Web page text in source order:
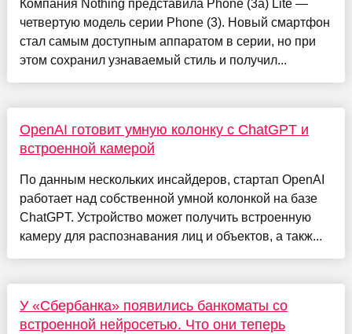
Компания Nothing представила Phone (3a) Lite —
четвертую модель серии Phone (3). Новый смартфон
стал самым доступным аппаратом в серии, но при
этом сохранил узнаваемый стиль и получил...
OpenAI готовит умную колонку с ChatGPT и
встроенной камерой
По данным нескольких инсайдеров, стартап OpenAI
работает над собственной умной колонкой на базе
ChatGPT. Устройство может получить встроенную
камеру для распознавания лиц и объектов, а такж...
У «Сбербанка» появились банкоматы со
встроенной нейросетью. Что они теперь